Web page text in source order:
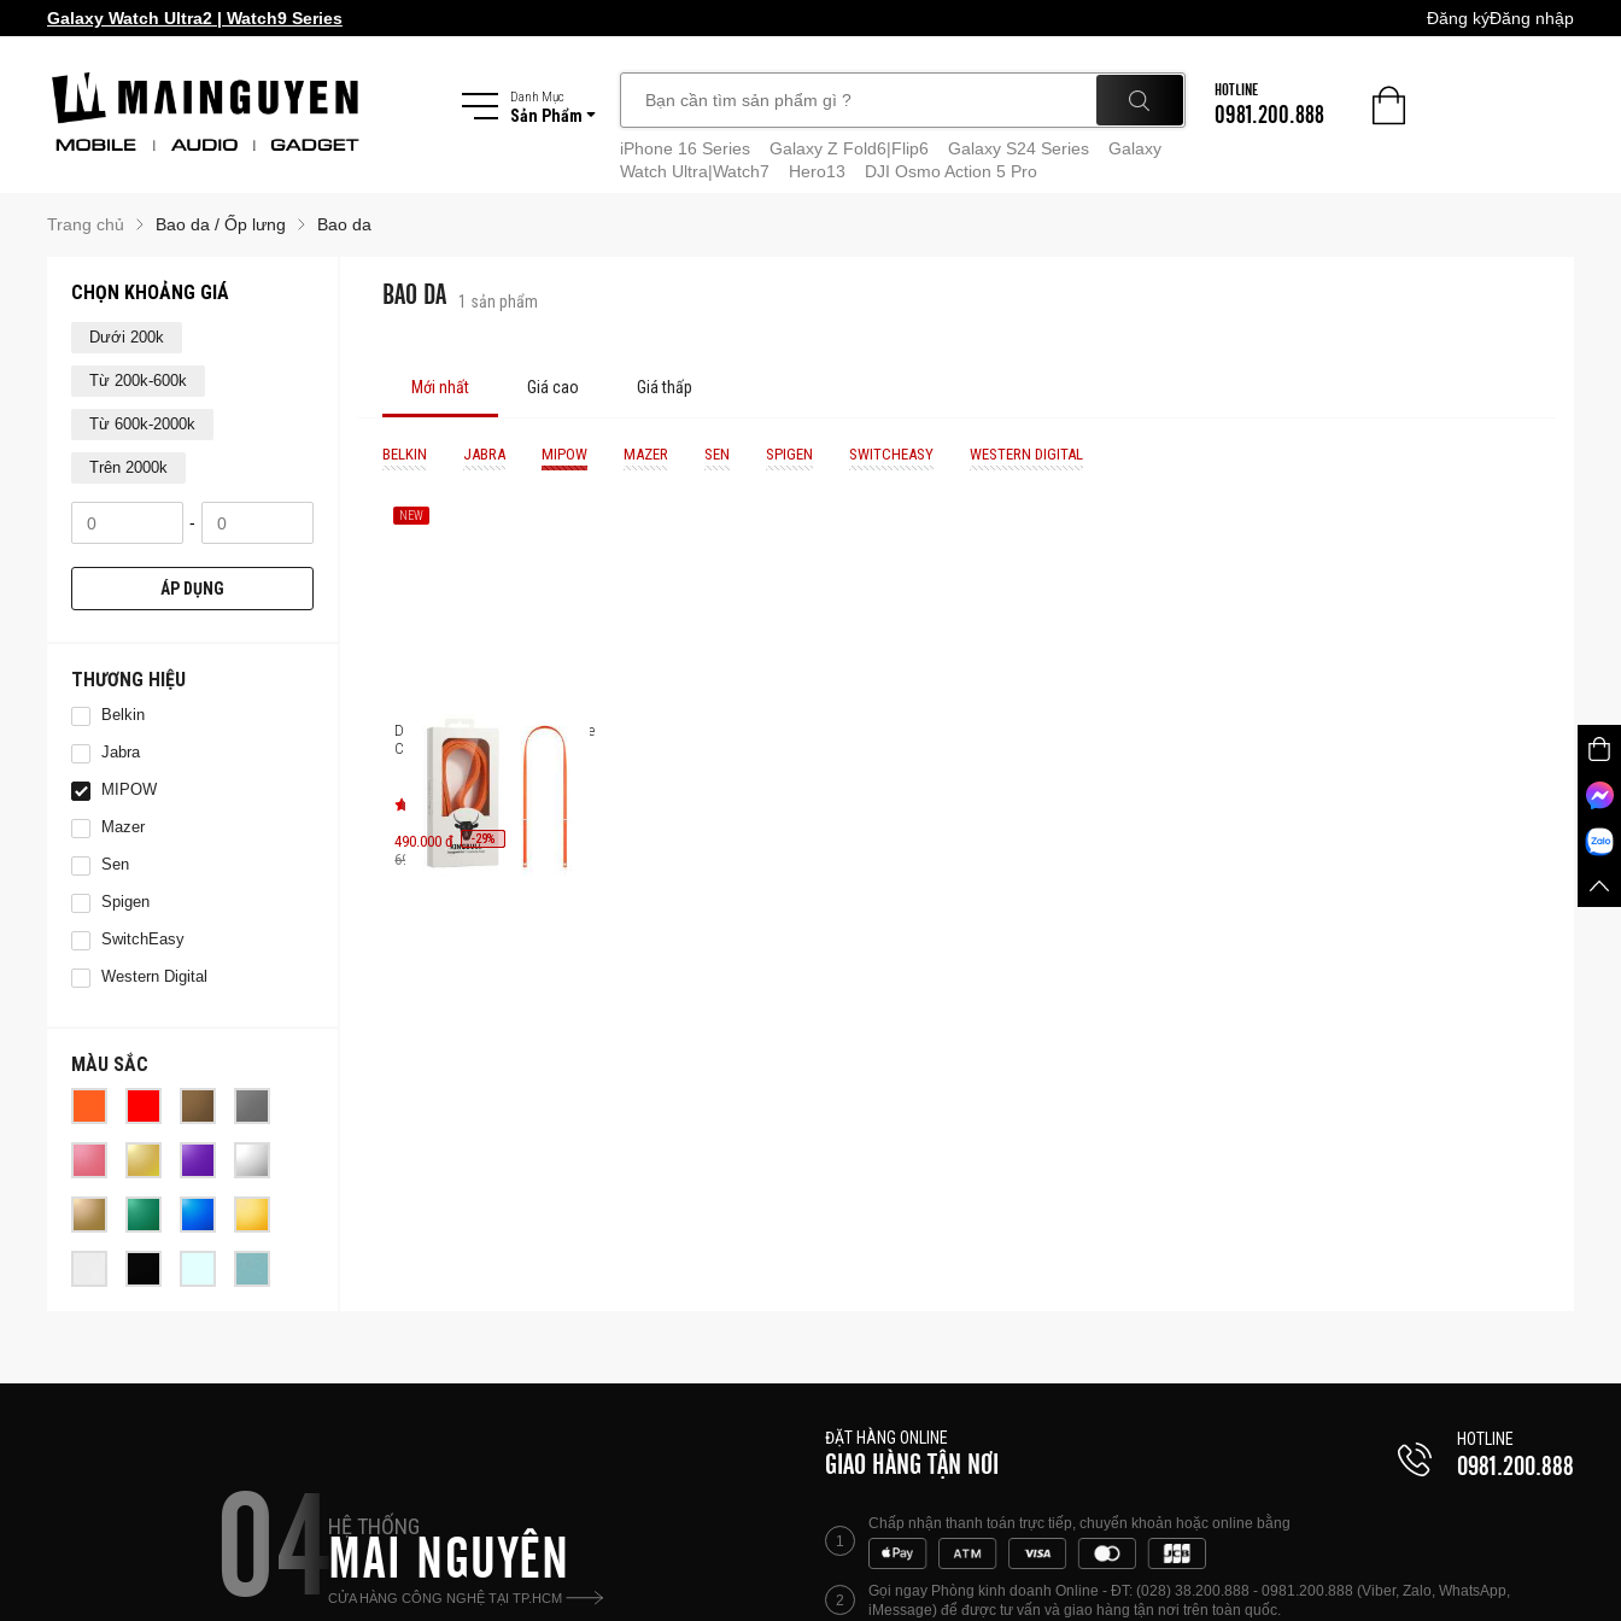
Galaxy Watch Ultra2 | Watch9 Series Đăng kýĐăng nhập
Danh Mục
Sản Phẩm
iPhone 16 Series
Galaxy Z Fold6|Flip6 Galaxy S24 Series
Galaxy
Watch Ultra|Watch7
Hero13 DJI Osmo Action 5 Pro
HOTLINE
0981.200.888
Trang chủ Bao da / Ốp lưng Bao da
CHỌN KHOẢNG GIÁ
Dưới 200k
Từ 200k-600k
Từ 600k-2000k
Trên 2000k
-
ÁP DỤNG
THƯƠNG HIỆU
Belkin
Jabra
MIPOW
Mazer
Sen
Spigen
SwitchEasy
Western Digital
MÀU SẮC
BAO DA 1 sản phẩm
Mới nhất Giá cao Giá thấp
BELKIN JABRA MIPOW MAZER SEN SPIGEN SWITCHEASY WESTERN DIGITAL
NEW
Dây đeo chéo Mipow Adjustable
Crossbody Strap ML04
490.000 đ -29%
-29%
690.000 đ
04HỆ THỐNG
MAI NGUYÊN
CỬA HÀNG CÔNG NGHỆ TẠI TP.HCM
ĐẶT HÀNG ONLINE
GIAO HÀNG TẬN NƠI
HOTLINE
0981.200.888
1
Chấp nhận thanh toán trực tiếp, chuyển khoản hoặc online bằng
2
Gọi ngay Phòng kinh doanh Online - ĐT: (028) 38.200.888 - 0981.200.888 (Viber, Zalo, WhatsApp,
iMessage) để được tư vấn và giao hàng tận nơi trên toàn quốc.